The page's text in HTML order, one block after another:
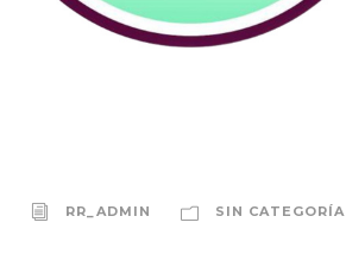
RR_ADMIN SIN CATEGORÍA